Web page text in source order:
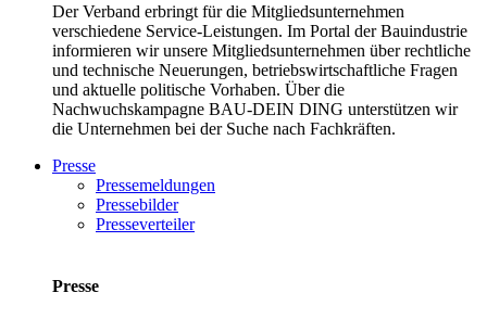
Der Verband erbringt für die Mitgliedsunternehmen
verschiedene Service-Leistungen. Im Portal der Bauindustrie
informieren wir unsere Mitgliedsunternehmen über rechtliche
und technische Neuerungen, betriebswirtschaftliche Fragen
und aktuelle politische Vorhaben. Über die
Nachwuchskampagne BAU-DEIN DING unterstützen wir
die Unternehmen bei der Suche nach Fachkräften.
Presse
Pressemeldungen
Pressebilder
Presseverteiler
Presse